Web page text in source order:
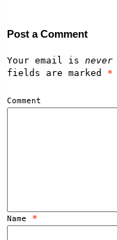
Post a Comment
Your email is never
fields are marked *
Comment
Name *